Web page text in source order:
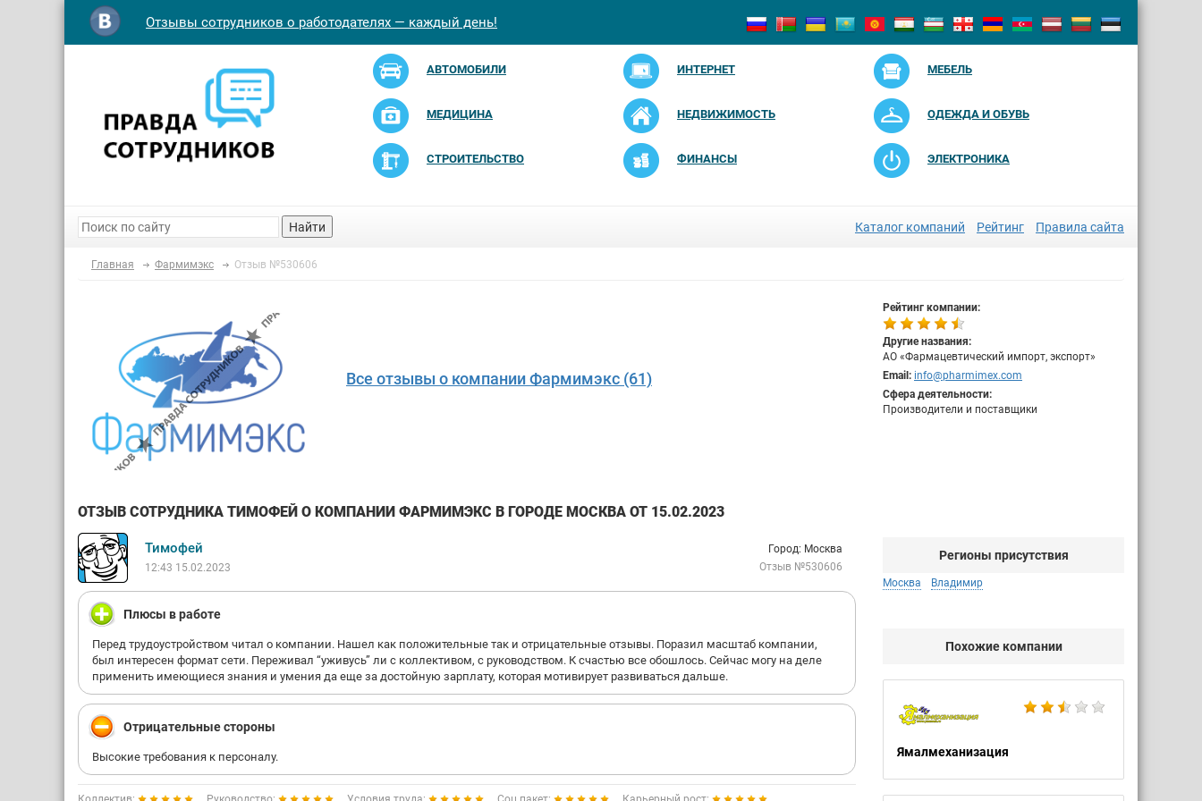
Отзывы сотрудников о работодателях — каждый день!
АВТОМОБИЛИ ИНТЕРНЕТ МЕБЕЛЬ
МЕДИЦИНА НЕДВИЖИМОСТЬ ОДЕЖДА И ОБУВЬ
СТРОИТЕЛЬСТВО ФИНАНСЫ ЭЛЕКТРОНИКА
Найти Каталог компаний Рейтинг Правила сайта
Главная Фармимэкс Отзыв №530606
Все отзывы о компании Фармимэкс (61)
Рейтинг компании:
Другие названия:
АО «Фармацевтический импорт, экспорт»
Email: info@pharmimex.com
Сфера деятельности:
Производители и поставщики
ОТЗЫВ СОТРУДНИКА ТИМОФЕЙ О КОМПАНИИ ФАРМИМЭКС В ГОРОДЕ МОСКВА ОТ 15.02.2023
Тимофей
12:43 15.02.2023
Город: Москва
Отзыв №530606
Плюсы в работе
Перед трудоустройством читал о компании. Нашел как положительные так и отрицательные отзывы. Поразил масштаб компании,
был интересен формат сети. Переживал “уживусь” ли с коллективом, с руководством. К счастью все обошлось. Сейчас могу на деле
применить имеющиеся знания и умения да еще за достойную зарплату, которая мотивирует развиваться дальше.
Отрицательные стороны
Высокие требования к персоналу.
Регионы присутствия
Москва Владимир
Похожие компании
Ямалмеханизация